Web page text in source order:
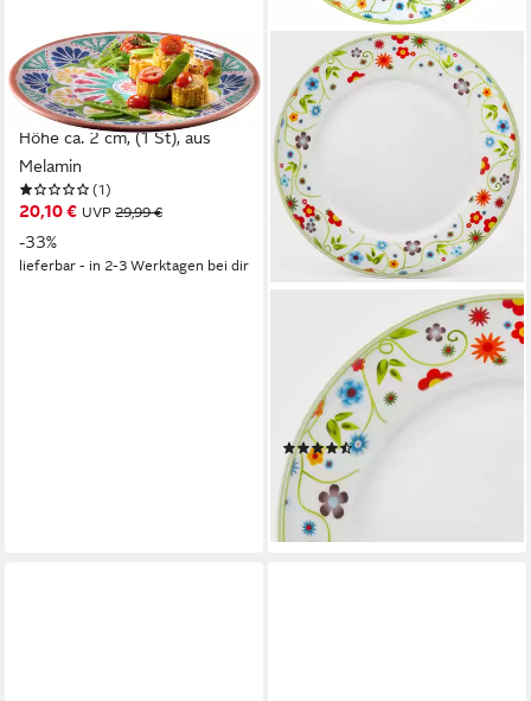
APS
Teller Servierteller
"ARABESQUE" Ø 33 cm,
Höhe ca. 2 cm, (1 St), aus
Melamin
(1)
20,10 € UVP 29,99 €
-33%
lieferbar - in 2-3 Werktagen bei dir
Speiseteller Teller Set, Vario,
(6 St), Porzellan,
spülmaschinen- und
mikrowellengeeignet, Ø 26,5
cm
(5)
37,49 € UVP
-13%
lieferbar - in 6-8 Werktagen bei dir